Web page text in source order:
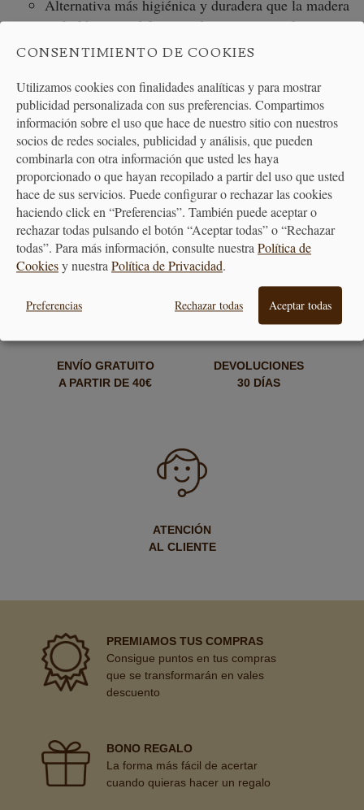
Alternativa más higiénica y duradera que la madera
o el plástico: a diferencia de otros materiales, no se
agrieta, no se marca fácilmente y mantiene mejores
PAGO
SEGURO
ENTREGA
24/48H
ENVÍO GRATUITO
A PARTIR DE 40€
DEVOLUCIONES
30 DÍAS
ATENCIÓN
AL CLIENTE
PREMIAMOS TUS COMPRAS
Consigue puntos en tus compras
que se transformarán en vales
descuento
BONO REGALO
La forma más fácil de acertar
cuando quieras hacer un regalo
CONSENTIMIENTO DE COOKIES
Utilizamos cookies con finalidades analíticas y para mostrar
publicidad personalizada con sus preferencias. Compartimos
información sobre el uso que hace de nuestro sitio con nuestros
socios de redes sociales, publicidad y análisis, que pueden
combinarla con otra información que usted les haya
proporcionado o que hayan recopilado a partir del uso que usted
hace de sus servicios. Puede configurar o rechazar las cookies
haciendo click en “Preferencias”. También puede aceptar o
rechazar todas pulsando el botón “Aceptar todas” o “Rechazar
todas”. Para más información, consulte nuestra Política de
Cookiesy nuestra Política de Privacidad.
Preferencias Rechazar todas Aceptar todas